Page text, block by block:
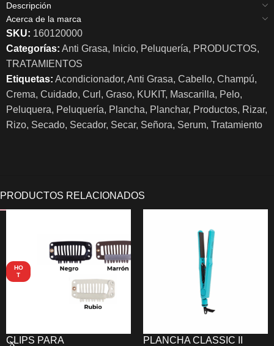
Descripción
Acerca de la marca
SKU: 160120000
Categorías: Anti Grasa, Inicio, Peluquería, PRODUCTOS,
TRATAMIENTOS
Etiquetas: Acondicionador, Anti Grasa, Cabello, Champú,
Crema, Cuidado, Curl , Graso, KUKIT, Mascarilla, Pelo,
Peluquera, Peluquería, Plancha, Planchar, Productos, Rizar,
Rizo, Secado, Secador, Secar, Señora, Serum, Tratamiento
HO
T
CLIPS PARA
PLANCHA CLASSIC II